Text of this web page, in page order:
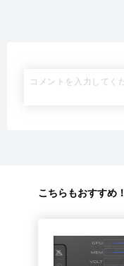
こちらもおすすめ！